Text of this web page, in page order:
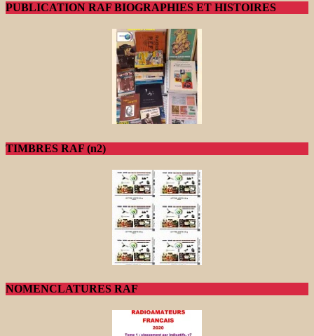
PUBLICATION RAF BIOGRAPHIES ET HISTOIRES
TIMBRES RAF (n2)
NOMENCLATURES RAF